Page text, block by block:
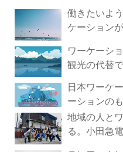
働きたいよ
ケーション
ワーケーシ
観光の代替
日本ワーケ
ーションの
地域の人と
る。小田急